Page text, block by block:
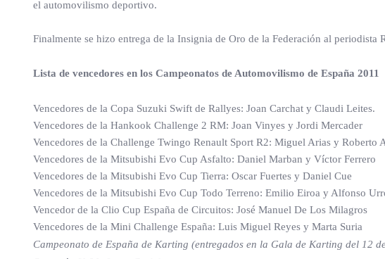
el automovilismo deportivo.
Finalmente se hizo entrega de la Insignia de Oro de la Federación al
Lista de vencedores en los Campeonatos de Automovilismo de España 2011
Vencedores de la Copa Suzuki Swift de Rallyes: Joan Carchat y Claudi Leites.
Vencedores de la Hankook Challenge 2 RM: Joan Vinyes y Jordi Mercader
Vencedores de la Challenge Twingo Renault Sport R2: Miguel Arias y Roberto
Vencedores de la Mitsubishi Evo Cup Asfalto: Daniel Marban y Víctor Ferrero
Vencedores de la Mitsubishi Evo Cup Tierra: Oscar Fuertes y Daniel Cue
Vencedores de la Mitsubishi Evo Cup Todo Terreno: Emilio Eiroa y Alfonso
Vencedor de la Clio Cup España de Circuitos: José Manuel De Los Milagros
Vencedores de la Mini Challenge España: Luis Miguel Reyes y Marta Suria
Campeonato de España de Karting (entregados en la Gala de Karting del 12